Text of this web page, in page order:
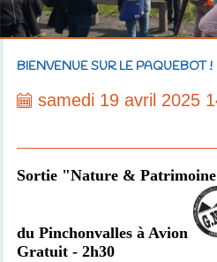
BIENVENUE SUR LE PAQUEBOT !
samedi 19 avril 2025
Sortie "Nature &
du Pinchonvalles à Avion
Gratuit - 2h30